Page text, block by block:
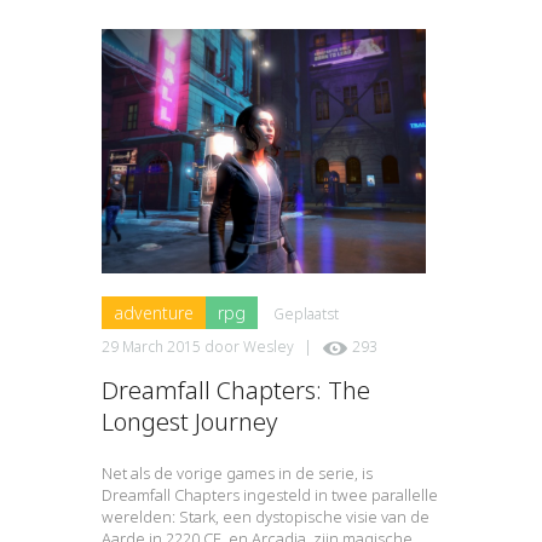
adventure rpg
Geplaatst
29 March 2015 doorWesley | 293
Dreamfall Chapters: The
Longest Journey
Net als de vorige games in de serie, is
Dreamfall Chapters ingesteld in twee parallelle
werelden: Stark, een dystopische visie van de